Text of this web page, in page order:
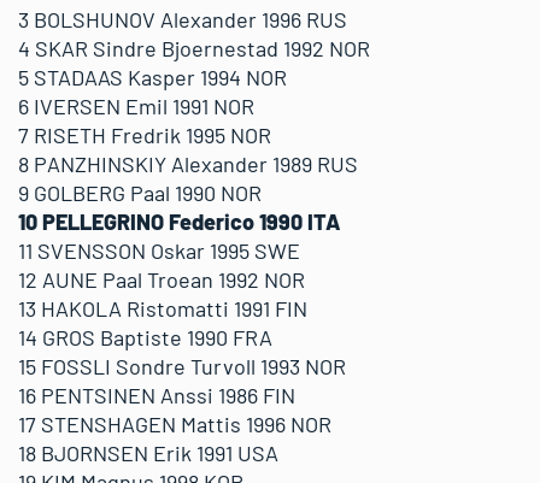
3 BOLSHUNOV Alexander 1996 RUS
4 SKAR Sindre Bjoernestad 1992 NOR
5 STADAAS Kasper 1994 NOR
6 IVERSEN Emil 1991 NOR
7 RISETH Fredrik 1995 NOR
8 PANZHINSKIY Alexander 1989 RUS
9 GOLBERG Paal 1990 NOR
10 PELLEGRINO Federico 1990 ITA
11 SVENSSON Oskar 1995 SWE
12 AUNE Paal Troean 1992 NOR
13 HAKOLA Ristomatti 1991 FIN
14 GROS Baptiste 1990 FRA
15 FOSSLI Sondre Turvoll 1993 NOR
16 PENTSINEN Anssi 1986 FIN
17 STENSHAGEN Mattis 1996 NOR
18 BJORNSEN Erik 1991 USA